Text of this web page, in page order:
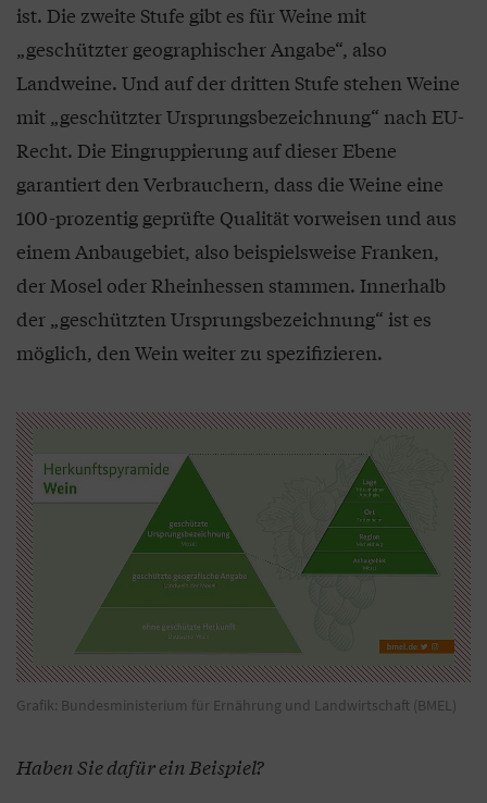
ist. Die zweite Stufe gibt es für Weine mit
„geschützter geographischer Angabe“, also
Landweine. Und auf der dritten Stufe stehen Weine
mit „geschützter Ursprungsbezeichnung“ nach EU-
Recht. Die Eingruppierung auf dieser Ebene
garantiert den Verbrauchern, dass die Weine eine
100-prozentig geprüfte Qualität vorweisen und aus
einem Anbaugebiet, also beispielsweise Franken,
der Mosel oder Rheinhessen stammen. Innerhalb
der „geschützten Ursprungsbezeichnung“ ist es
möglich, den Wein weiter zu spezifizieren.
Grafik: Bundesministerium für Ernährung und Landwirtschaft (BMEL)
Haben Sie dafür ein Beispiel?